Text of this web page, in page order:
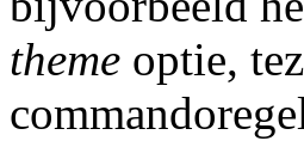
theme optie,